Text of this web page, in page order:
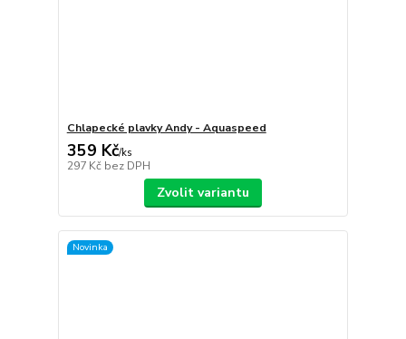
Chlapecké plavky Andy - Aquaspeed
359 Kč/ks
297 Kč bez DPH
Zvolit variantu
Novinka